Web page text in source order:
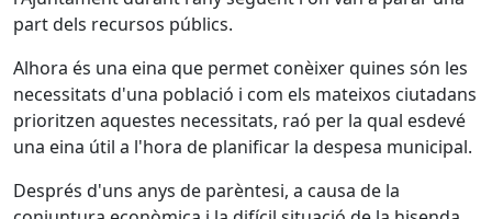
part dels recursos públics.
Alhora és una eina que permet conèixer quines són les
necessitats d'una població i com els mateixos ciutadans
prioritzen aquestes necessitats, raó per la qual esdevé
una eina útil a l'hora de planificar la despesa municipal.
Després d'uns anys de parèntesi, a causa de la